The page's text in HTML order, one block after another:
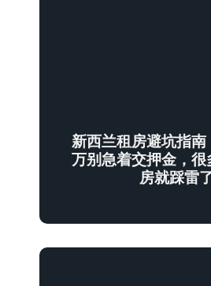
新西兰租房避坑指
万别急着交押金，很
房就踩雷